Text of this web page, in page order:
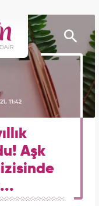
11:42
Aşk